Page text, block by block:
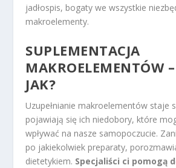
jadłospis, bogaty we wszystkie
makroelementy.
SUPLEMENTACJA
MAKROELEMENTÓW
JAK?
Uzupełnianie makroelementów staje
pojawiają się ich niedobory, które
wpływać na nasze samopoczucie.
po jakiekolwiek preparaty,
dietetykiem. Specjaliści ci pomogą